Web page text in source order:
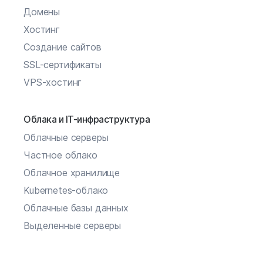
Домены
Хостинг
Создание сайтов
SSL-сертификаты
VPS-хостинг
Облака и IT-инфраструктура
Облачные серверы
Частное облако
Облачное хранилище
Kubernetes-облако
Облачные базы данных
Выделенные серверы